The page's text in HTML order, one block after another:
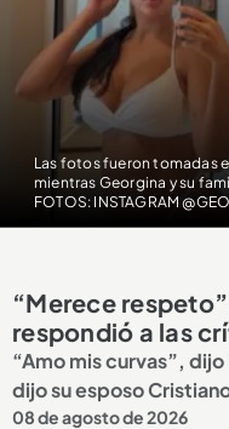
Las fotos fueron tomadas
mientras Georgina y su
FOTOS: INSTAGRAM
“Merece
respondió a las
“Amo mis curvas”,
dijo su esposo
08 de agosto de 2026